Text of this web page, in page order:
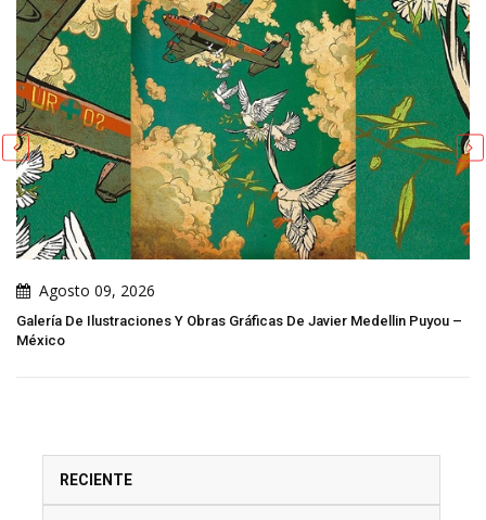
Agosto 09, 2026
Galería De Ilustraciones Y Obras Gráficas De Javier Medellin Puyou –
México
RECIENTE